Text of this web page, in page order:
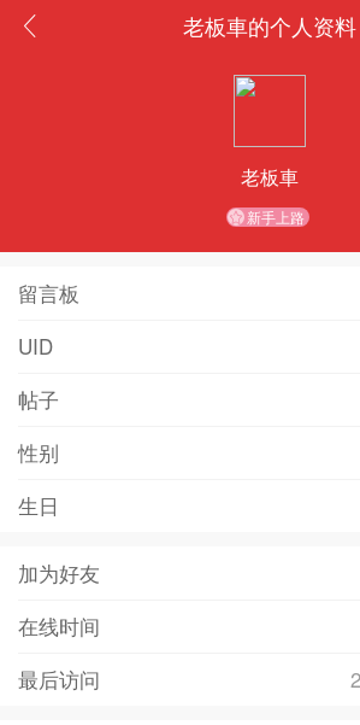
老板車的个人资料
老板車
新手上路
留言板
UID
帖子
性别
生日
加为好友
在线时间
最后访问